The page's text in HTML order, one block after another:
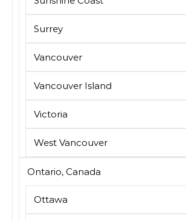
Surrey
Vancouver
Vancouver Island
Victoria
West Vancouver
Ontario, Canada
Ottawa